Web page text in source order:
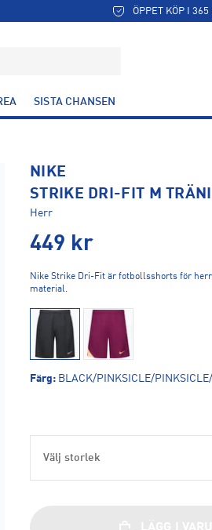
ÖPPET KÖP I 365
SISTA CHANSEN
NIKE
STRIKE DRI-FIT M
Herr
449 kr
Nike Strike Dri-Fit är fotbollsshorts för
material.
Färg: BLACK/PINKSICLE/
Välj storlek